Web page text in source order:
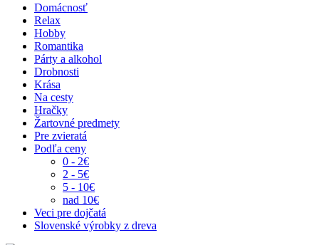
Domácnosť
Relax
Hobby
Romantika
Párty a alkohol
Drobnosti
Krása
Na cesty
Hračky
Žartovné predmety
Pre zvieratá
Podľa ceny
0 - 2€
2 - 5€
5 - 10€
nad 10€
Veci pre dojčatá
Slovenské výrobky z dreva